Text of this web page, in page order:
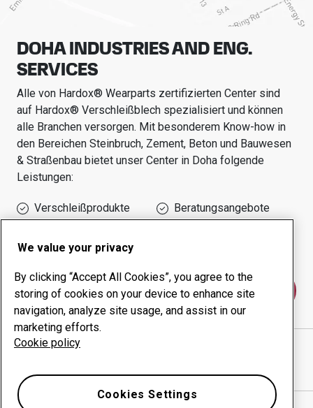
DOHA INDUSTRIES AND ENG.
SERVICES
Alle von Hardox® Wearparts zertifizierten Center sind
auf Hardox® Verschleißblech spezialisiert und können
alle Branchen versorgen. Mit besonderem Know-how in
den Bereichen Steinbruch, Zement, Beton und Bauwesen
& Straßenbau bietet unser Center in Doha folgende
Leistungen:
Verschleißprodukte
Beratungsangebote
Betriebszeit
Kontakt
DOHA INDUSTRIES AND ENG. SERVICES
We value your privacy
By clicking “Accept All Cookies”, you agree to the
storing of cookies on your device to enhance site
navigation, analyze site usage, and assist in our
marketing efforts.
Cookie policy
Cookies Settings